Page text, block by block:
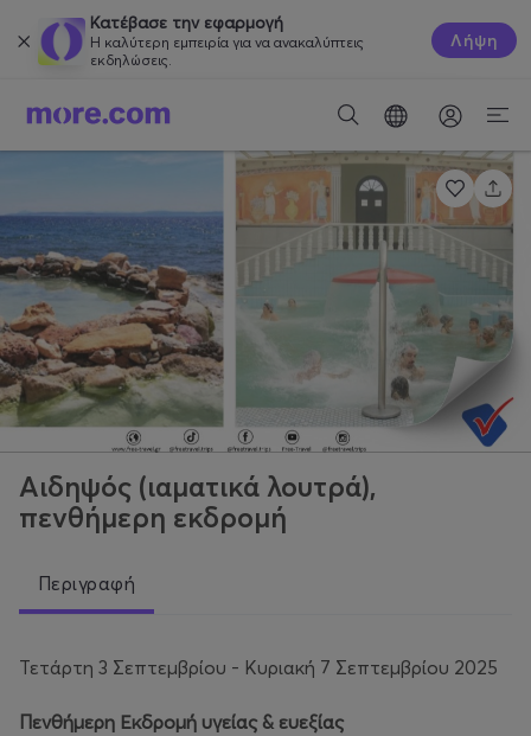
Κατέβασε την εφαρμογή
Η καλύτερη εμπειρία για να ανακαλύπτεις
εκδηλώσεις.
Λήψη
Αιδηψός (ιαματικά λουτρά),
πενθήμερη εκδρομή
Περιγραφή
Τετάρτη 3 Σεπτεμβρίου - Κυριακή 7 Σεπτεμβρίου 2025
Πενθήμερη Εκδρομή υγείας & ευεξίας